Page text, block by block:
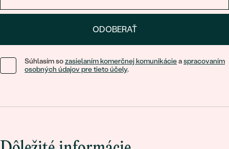
ODOBERAŤ
Súhlasím sozasielaním komerčnej komunikácieaspracovaním
osobných údajov pre tieto účely.